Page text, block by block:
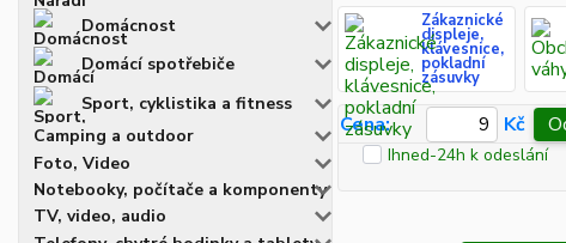
Domácnost
Domácí spotřebiče
Sport, cyklistika a fitness
Camping a outdoor
Foto, Video
Notebooky, počítače a komponenty
TV, video, audio
Zákaznické
displeje,
klávesnice,
pokladní
zásuvky
Cena: Kč
Ihned-24h k odeslání